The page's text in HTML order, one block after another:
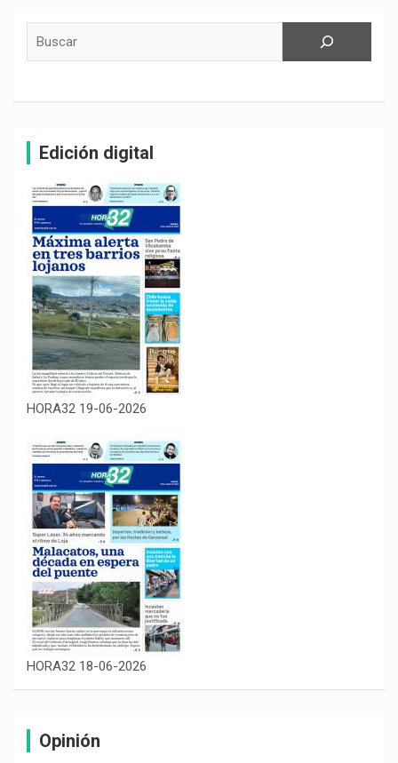
Edición digital
HORA32 19-06-2026
HORA32 18-06-2026
Opinión